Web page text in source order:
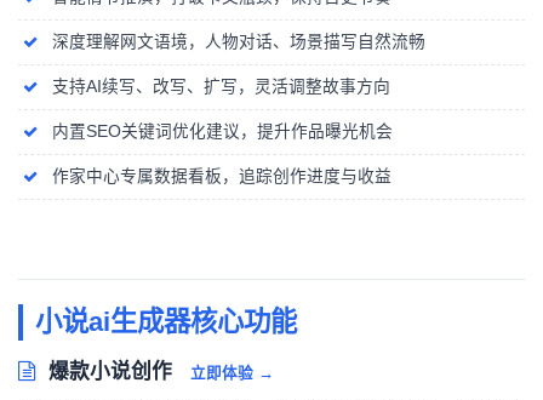
深度理解网文语境，人物对话、场景描写自然流畅
支持AI续写、改写、扩写，灵活调整故事方向
内置SEO关键词优化建议，提升作品曝光机会
作家中心专属数据看板，追踪创作进度与收益
小说ai生成器核心功能
爆款小说创作 立即体验 →